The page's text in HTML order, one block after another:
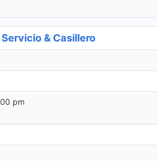
Servicio & Casillero
pm